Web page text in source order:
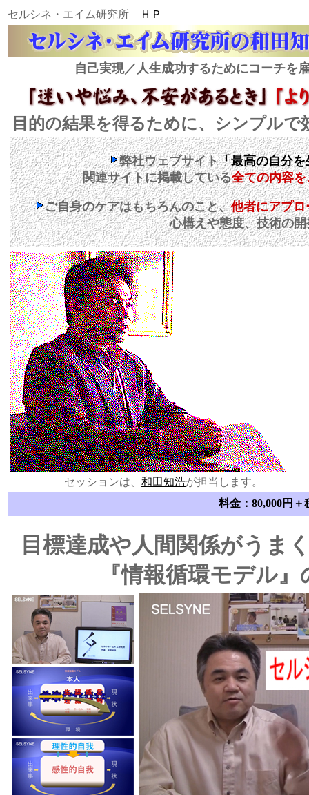
セルシネ・エイム研究所 ＨＰ
自己実現／人生成功するためにコーチを
目的の結果を得るために、シンプル
弊社ウェブサイト「最高の自分
関連サイトに掲載している全ての内容
ご自身のケアはもちろんのこと、他者にアプロ
心構えや態度、技術の
セッションは、 和田知浩が担当します。
料金：80,000円＋
目標達成や人間関係がうま
『情報循環モデル